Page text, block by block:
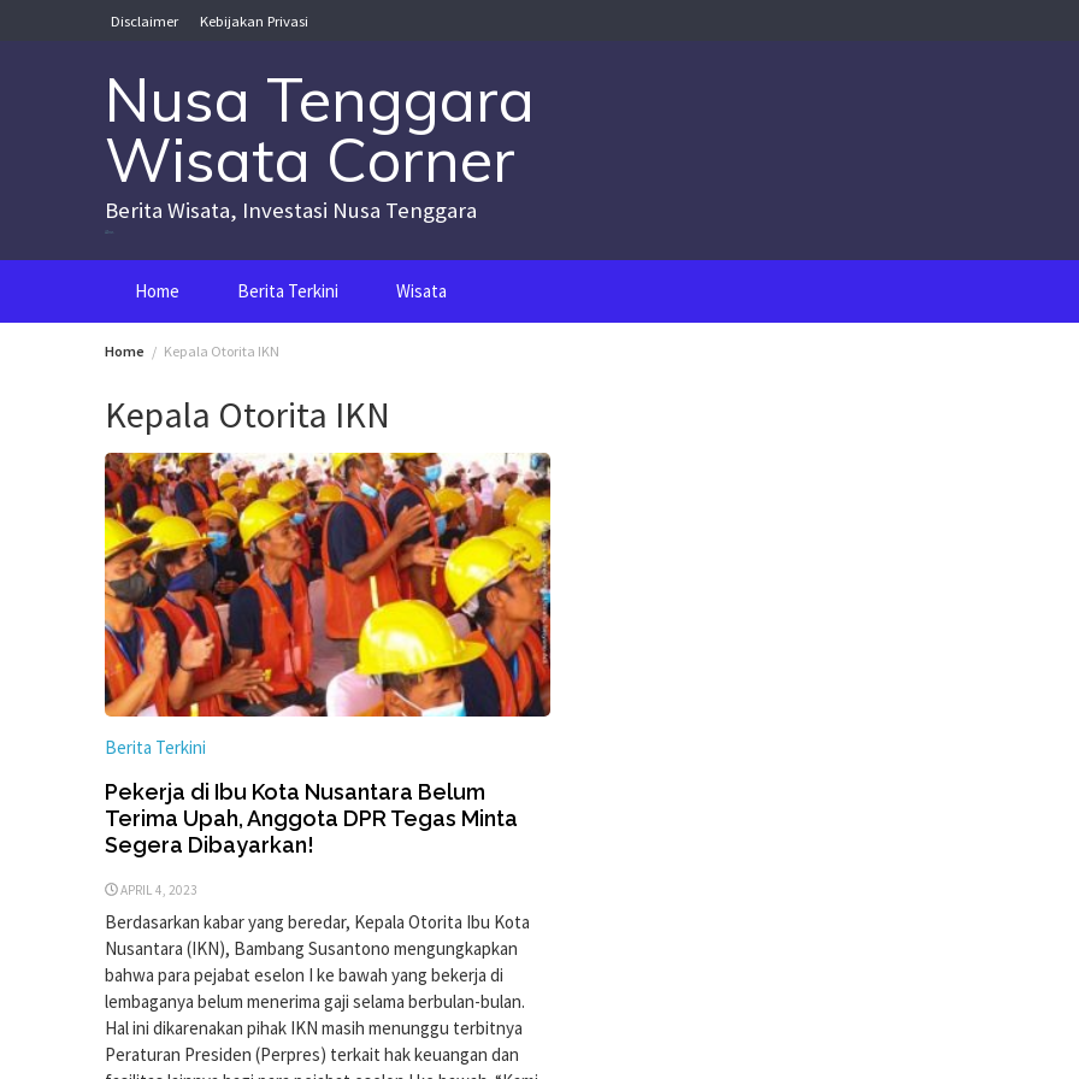
Disclaimer Kebijakan Privasi
Nusa Tenggara
Wisata Corner
Berita Wisata, Investasi Nusa Tenggara
Home Berita Terkini Wisata
Home Kepala Otorita IKN
Kepala Otorita IKN
Berita Terkini
Pekerja di Ibu Kota Nusantara Belum
Terima Upah, Anggota DPR Tegas Minta
Segera Dibayarkan!
APRIL 4, 2023
Berdasarkan kabar yang beredar, Kepala Otorita Ibu Kota
Nusantara (IKN), Bambang Susantono mengungkapkan
bahwa para pejabat eselon I ke bawah yang bekerja di
lembaganya belum menerima gaji selama berbulan-bulan.
Hal ini dikarenakan pihak IKN masih menunggu terbitnya
Peraturan Presiden (Perpres) terkait hak keuangan dan